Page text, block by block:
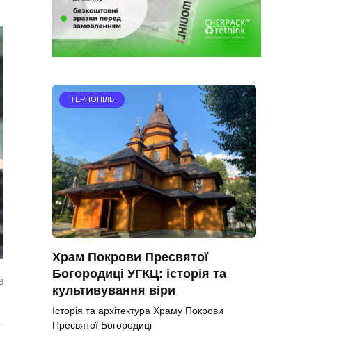
ТЕРНОПІЛЬ
Храм Покрови Пресвятої
Богородиці УГКЦ: історія та
культивування віри
Історія та архітектура Храму Покрови
Пресвятої Богородиці